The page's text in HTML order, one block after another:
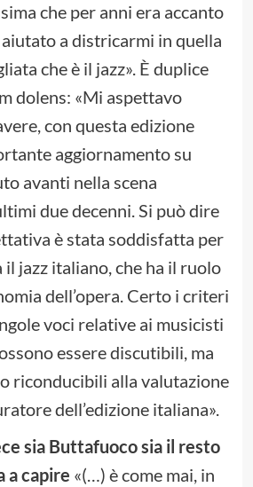
che per anni era accanto
aiutato a districarmi in quella
che è il jazz». È duplice
dolens: «Mi aspettavo
con questa edizione
aggiornamento su
avanti nella scena
due decenni. Si può dire
è stata soddisfatta per
jazz italiano, che ha il ruolo
dell’opera. Certo i criteri
voci relative ai musicisti
essere discutibili, ma
riconducibili alla valutazione
dell’edizione italiana».
sia Buttafuoco sia il resto
a capire «(…) è come mai, in